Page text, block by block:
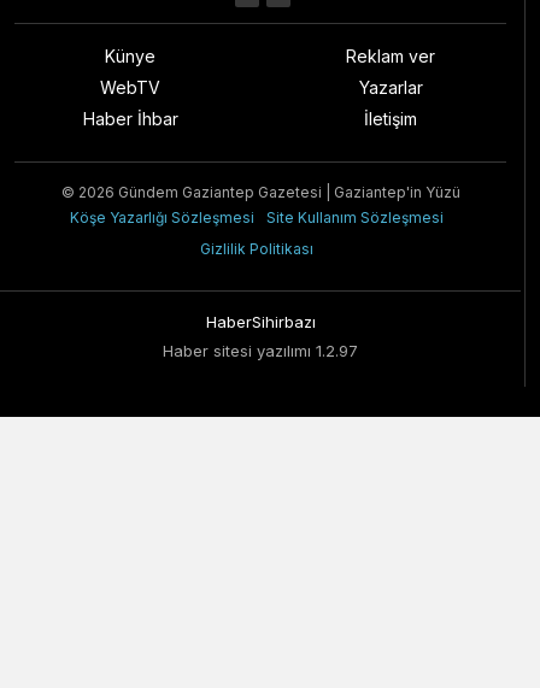
Künye
WebTV
Haber İhbar
Reklam ver
Yazarlar
İletişim
© 2026 Gündem Gaziantep Gazetesi | Gaziantep'in Yüzü
Köşe Yazarlığı Sözleşmesi
Site Kullanım Sözleşmesi
Gizlilik Politikası
HaberSihirbazı
Haber sitesi yazılımı 1.2.97